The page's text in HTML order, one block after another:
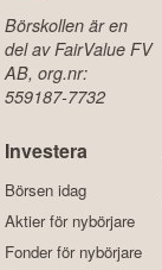
Börskollen är en
del av FairValue FV
AB, org.nr:
559187-7732
Investera
Börsen idag
Aktier för nybörjare
Fonder för nybörjare